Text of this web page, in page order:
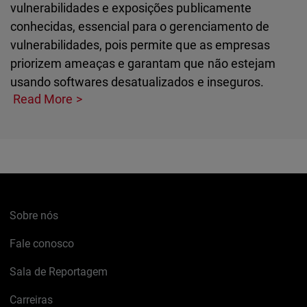
vulnerabilidades e exposições publicamente
conhecidas, essencial para o gerenciamento de
vulnerabilidades, pois permite que as empresas
priorizem ameaças e garantam que não estejam
usando softwares desatualizados e inseguros.
Read More
Sobre nós
Fale conosco
Sala de Reportagem
Carreiras